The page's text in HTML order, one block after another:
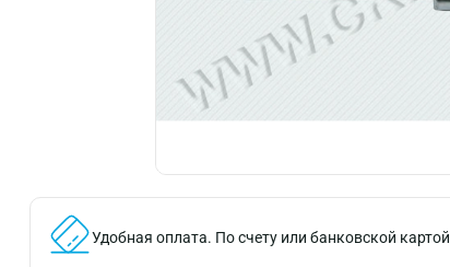
Удобная оплата. По счету или банковской картой